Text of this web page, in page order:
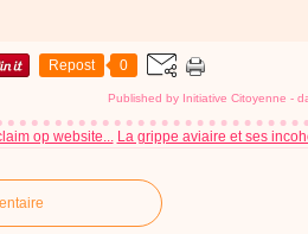
Repost 0
Published by Initiative Citoyenne -
op website... La grippe aviaire et ses